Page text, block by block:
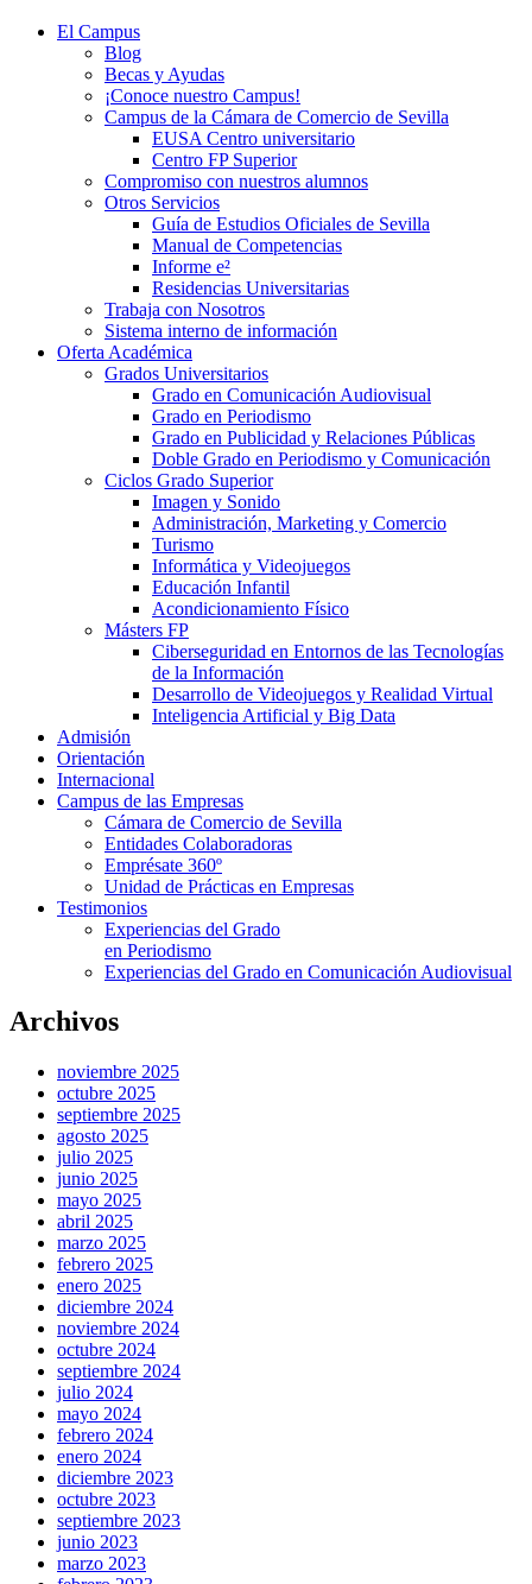
El Campus
Blog
Becas y Ayudas
¡Conoce nuestro Campus!
Campus de la Cámara de Comercio de Sevilla
EUSA Centro universitario
Centro FP Superior
Compromiso con nuestros alumnos
Otros Servicios
Guía de Estudios Oficiales de Sevilla
Manual de Competencias
Informe e²
Residencias Universitarias
Trabaja con Nosotros
Sistema interno de información
Oferta Académica
Grados Universitarios
Grado en Comunicación Audiovisual
Grado en Periodismo
Grado en Publicidad y Relaciones Públicas
Doble Grado en Periodismo y Comunicación
Ciclos Grado Superior
Imagen y Sonido
Administración, Marketing y Comercio
Turismo
Informática y Videojuegos
Educación Infantil
Acondicionamiento Físico
Másters FP
Ciberseguridad en Entornos de las Tecnologías
de la Información
Desarrollo de Videojuegos y Realidad Virtual
Inteligencia Artificial y Big Data
Admisión
Orientación
Internacional
Campus de las Empresas
Cámara de Comercio de Sevilla
Entidades Colaboradoras
Emprésate 360º
Unidad de Prácticas en Empresas
Testimonios
Experiencias del Grado
en Periodismo
Experiencias del Grado en Comunicación Audiovisual
Archivos
noviembre 2025
octubre 2025
septiembre 2025
agosto 2025
julio 2025
junio 2025
mayo 2025
abril 2025
marzo 2025
febrero 2025
enero 2025
diciembre 2024
noviembre 2024
octubre 2024
septiembre 2024
julio 2024
mayo 2024
febrero 2024
enero 2024
diciembre 2023
octubre 2023
septiembre 2023
junio 2023
marzo 2023